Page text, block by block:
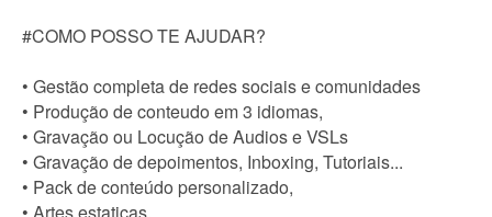
#COMO POSSO TE AJUDAR?
• Gestão completa de redes sociais e comunidades
• Produção de conteudo em 3 idiomas,
• Gravação ou Locução de Audios e VSLs
• Gravação de depoimentos, Inboxing, Tutoriais...
• Pack de conteúdo personalizado,